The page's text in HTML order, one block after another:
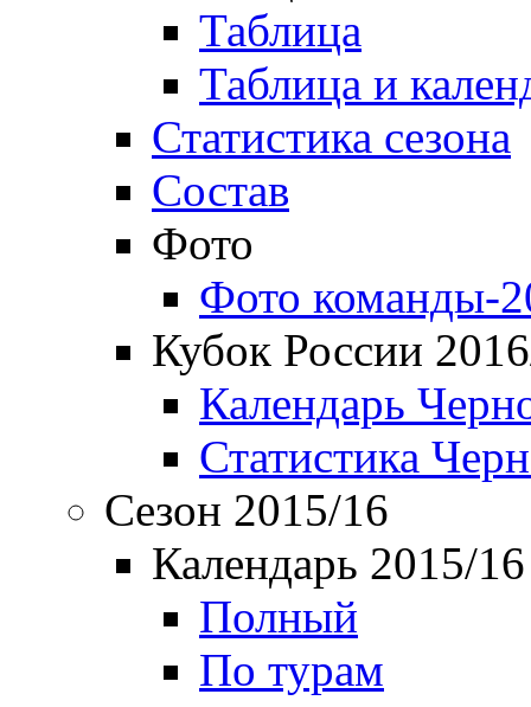
Таблица
Таблица и
Статистика сезона
Состав
Фото
Фото команды-
Кубок России
Календарь
Статистика
Сезон 2015/16
Календарь 2015/16
Полный
По турам